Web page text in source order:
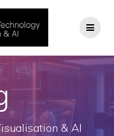
& AI